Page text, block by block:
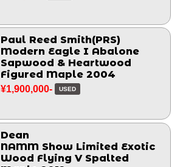
Paul Reed Smith(PRS)
Modern Eagle I Abalone
Sapwood & Heartwood
Figured Maple 2004
¥1,900,000- USED
Dean
NAMM Show Limited Exotic
Wood Flying V Spalted